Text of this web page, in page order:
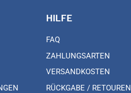
HILFE
FAQ
ZAHLUNGSARTEN
VERSANDKOSTEN
RÜCKGABE / RETOUREN